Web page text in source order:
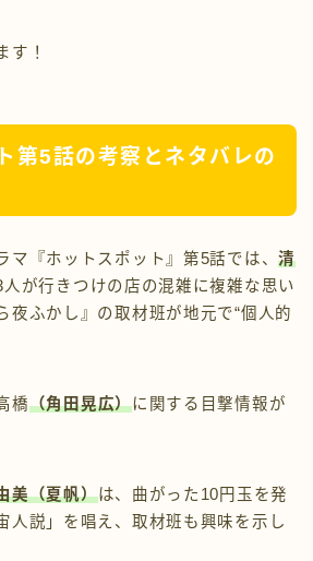
す！
第5話の考察とネタバレの
マ『ホットスポット』第5話では、清
人が行きつけの店の混雑に複雑な思い
夜ふかし』の取材班が地元で“個人的
橋（角田晃広）に関する目撃情報が
美（夏帆）は、曲がった10円玉を発
人説」を唱え、取材班も興味を示し